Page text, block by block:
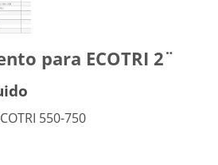
para ECOTRI 2¨
550-750